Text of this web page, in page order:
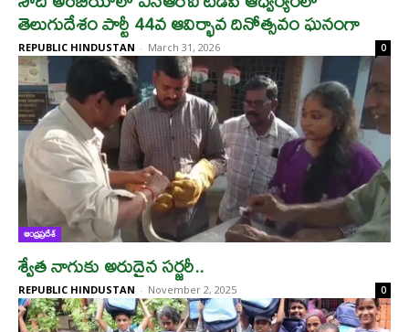
తెలుగుదేశం పార్టీ 44వ ఆవిర్భావ దినోత్సవం ఘనంగా
REPUBLIC HINDUSTAN - March 31, 2026 0
ఆంధ్రప్రదేశ్
శ్వేత నాగుకు అరుదైన సర్జరీ..
REPUBLIC HINDUSTAN - November 2, 2025 0